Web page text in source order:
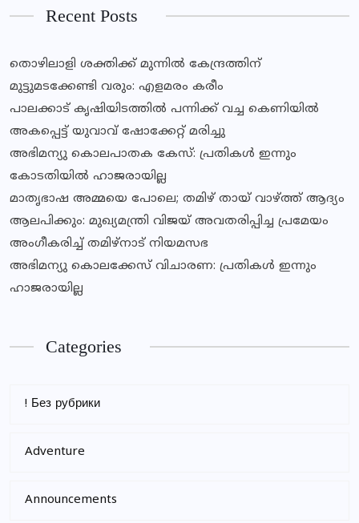
Recent Posts
തൊഴിലാളി ശക്തിക്ക് മുന്നിൽ കേന്ദ്രത്തിന്
മുട്ടുമടക്കേണ്ടി വരും: എളമരം കരീം
പാലക്കാട് കൃഷിയിടത്തില്‍ പന്നിക്ക് വച്ച കെണിയില്‍
അകപ്പെട്ട് യുവാവ് ഷോക്കേറ്റ് മരിച്ചു
അഭിമന്യു കൊലപാതക കേസ്: പ്രതികള്‍ ഇന്നും
കോടതിയില്‍ ഹാജരായില്ല
മാതൃഭാഷ അമ്മയെ പോലെ; തമിഴ് തായ് വാഴ്ത്ത് ആദ്യം
ആലപിക്കും: മുഖ്യമന്ത്രി വിജയ് അവതരിപ്പിച്ച പ്രമേയം
അംഗീകരിച്ച് തമിഴ്നാട് നിയമസഭ
അഭിമന്യു കൊലക്കേസ് വിചാരണ: പ്രതികൾ ഇന്നും
ഹാജരായില്ല
Categories
! Без рубрики
Adventure
Announcements